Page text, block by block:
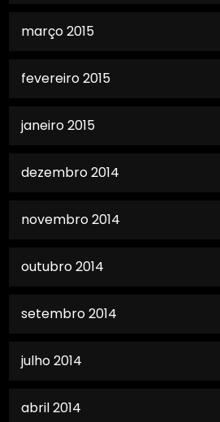
março 2015
fevereiro 2015
janeiro 2015
dezembro 2014
novembro 2014
outubro 2014
setembro 2014
julho 2014
abril 2014